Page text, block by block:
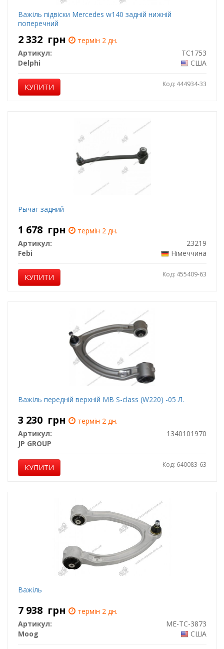
Важіль підвіски Mercedes w140 задній нижній
поперечний
2 332 грн
термін 2 дн.
Артикул:
TC1753
Delphi
США
КУПИТИ Код: 444934-33
Рычаг задний
1 678 грн
термін 2 дн.
Артикул:
23219
Febi
Німеччина
КУПИТИ Код: 455409-63
Важіль передній верхній MB S-class (W220) -05 Л.
3 230 грн
термін 2 дн.
Артикул:
1340101970
JP GROUP
КУПИТИ Код: 640083-63
Важіль
7 938 грн
термін 2 дн.
Артикул:
ME-TC-3873
Moog
США